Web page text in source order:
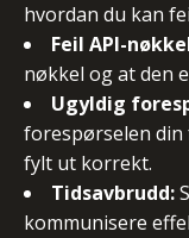
hvordan du kan
Feil API-
nøkkel og at den
Ugyldig
forespørselen din
fylt ut korrekt.
Tidsavbrudd:
kommunisere